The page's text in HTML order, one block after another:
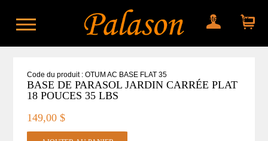
Mon compteMon panier
Code du produit : OTUM AC BASE FLAT 35
BASE DE PARASOL JARDIN CARRÉE PLAT
18 POUCES 35 LBS
149,00 $